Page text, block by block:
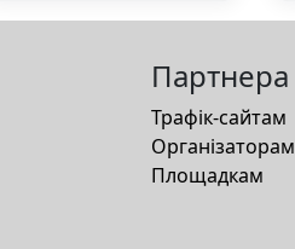
Партнера
Трафік-сайтам
Організаторам
Площадкам